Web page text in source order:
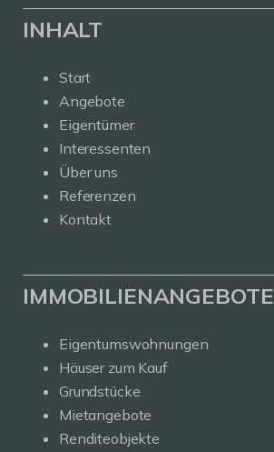
INHALT
Start
Angebote
Eigentümer
Interessenten
Über uns
Referenzen
Kontakt
IMMOBILIENANGEBOTE
Eigentumswohnungen
Häuser zum Kauf
Grundstücke
Mietangebote
Renditeobjekte